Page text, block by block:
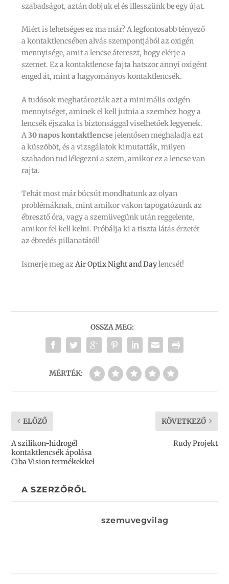
szabadságot, aztán dobjuk el és illesszünk be egy újat.
Miért is lehetséges ez ma már? A legfontosabb tényező
a kontaktlencsében alvás szempontjából az oxigén
mennyisége, amit a lencse átereszt, hogy elérje a
szemet. Ez a kontaktlencse fajta hatszor annyi oxigént
enged át, mint a hagyományos kontaktlencsék.
A tudósok meghatározták azt a minimális oxigén
mennyiséget, aminek el kell jutnia a szemhez hogy a
lencsék éjszaka is biztonsággal viselhetőek legyenek.
A30 napos kontaktlencse jelentősen meghaladja ezt
a küszöböt, és a vizsgálatok kimutatták, milyen
szabadon tud lélegezni a szem, amikor ez a lencse van
rajta.
Tehát most már búcsút mondhatunk az olyan
problémáknak, mint amikor vakon tapogatózunk az
ébresztő óra, vagy a szemüvegünk után reggelente,
amikor fel kell kelni. Próbálja ki a tiszta látás érzetét
az ébredés pillanatától!
Ismerje meg azAir Optix Night and Daylencsét!
OSSZA MEG:
MÉRTÉK:
ELŐZŐ
A szilikon-hidrogél
kontaktlencsék ápolása
Ciba Vision termékekkel
KÖVETKEZŐ
Rudy Projekt
A SZERZŐRŐL
szemuvegvilag